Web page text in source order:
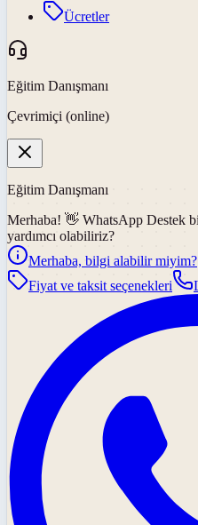
Ücretler
Eğitim Danışmanı
Çevrimiçi (online)
Eğitim Danışmanı
Merhaba! 👋 WhatsApp Destek
yardımcı olabiliriz?
Merhaba, bilgi alabilir miyim?
Fiyat ve taksit seçenekleri